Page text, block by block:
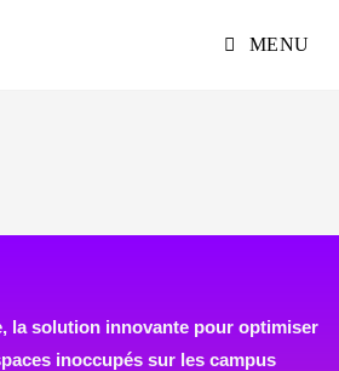
MENU
la solution innovante pour optimiser
inoccupés sur les campus